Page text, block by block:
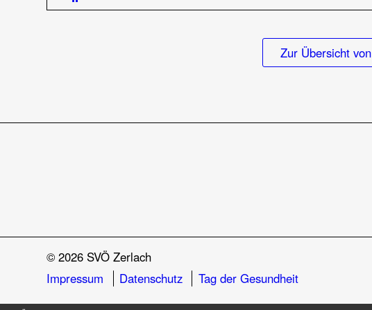
Zur Übersicht von
© 2026 SVÖ Zerlach
Impressum
Datenschutz Tag der Gesundheit